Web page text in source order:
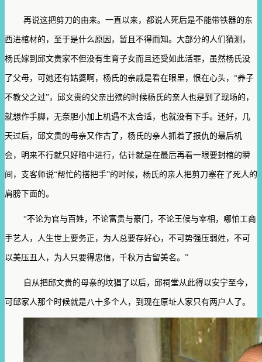
再说这把剪刀的由来。一直以来，都说人死后是不能带铁器的东
西进棺材的，至于是什么原因，暂且不得而知。大部分的人们猜测，
杨氏嫁到邱文贵家不但没有生育子女而且还受如此活罪，虽然杨氏没
了父母，可她还有姑婆啊，杨氏的亲戚是看在眼里，恨在心头，“养子
不教父之过”，邱文贵的父亲出殡的时候杨氏的亲人也是到了现场的，
就想作手脚，无奈胆小加上机遇不太合适，也就没有下手。还好，几
天过后，邱文贵的母亲又作古了，杨氏的亲人抓着了报仇的最后机
会，明来不行就只好暗中进行，估计就是在最后再看一眼要封棺的瞬
间，支客师说“帮忙的搭把手”的时候，杨氏的亲人把剪刀塞在了死人的
肩膀下面的。
“不论为官与百姓，不论富贵与豪门，不论王候与宰相，哪怕工商
手艺人，人生世上要务正，为人总要存好心，不可势强压弱姓，不可
以美压丑人，为人只要得忠信，千秋万古留美名。”
自从把邱文贵的母亲的坟猖了以后，邱祠堂从此得以安宁至今，
可邱家人那个时候就是八十多个人，到现在原址人家只有两户人了。